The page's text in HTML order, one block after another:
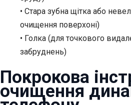
• Стара зубна щітка або
очищення поверхоні)
• Голка (для точкового
забруднень)
Покрокова
очищення